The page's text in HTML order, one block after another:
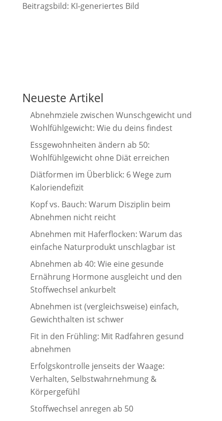
Beitragsbild: KI-generiertes Bild
Neueste Artikel
Abnehmziele zwischen Wunschgewicht und
Wohlfühlgewicht: Wie du deins findest
Essgewohnheiten ändern ab 50:
Wohlfühlgewicht ohne Diät erreichen
Diätformen im Überblick: 6 Wege zum
Kaloriendefizit
Kopf vs. Bauch: Warum Disziplin beim
Abnehmen nicht reicht
Abnehmen mit Haferflocken: Warum das
einfache Naturprodukt unschlagbar ist
Abnehmen ab 40: Wie eine gesunde
Ernährung Hormone ausgleicht und den
Stoffwechsel ankurbelt
Abnehmen ist (vergleichsweise) einfach,
Gewichthalten ist schwer
Fit in den Frühling: Mit Radfahren gesund
abnehmen
Erfolgskontrolle jenseits der Waage:
Verhalten, Selbstwahrnehmung &
Körpergefühl
Stoffwechsel anregen ab 50